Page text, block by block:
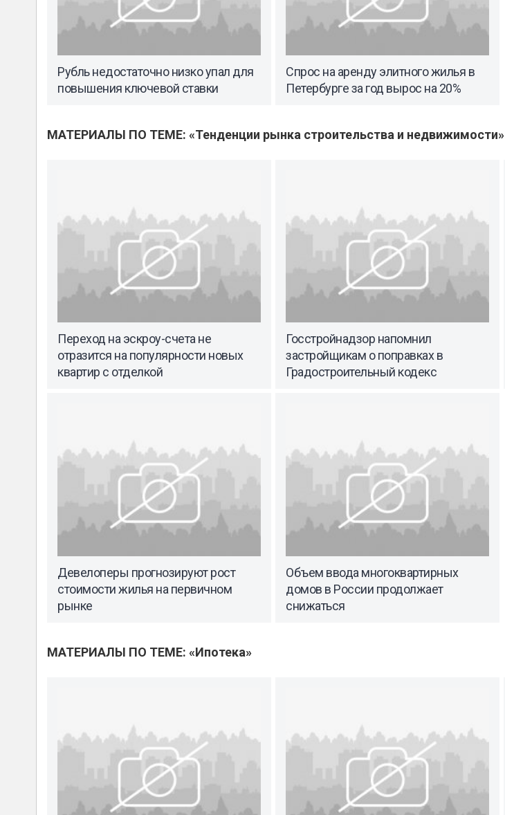
Рубль недостаточно низко упал для
повышения ключевой ставки
Спрос на аренду элитного жилья в
Петербурге за год вырос на 20%
МАТЕРИАЛЫ ПО ТЕМЕ: «Тенденции рынка строительства и недвижимости»
Переход на эскроу-счета не
отразится на популярности новых
квартир с отделкой
Госстройнадзор напомнил
застройщикам о поправках в
Градостроительный кодекс
Девелоперы прогнозируют рост
стоимости жилья на первичном
рынке
Объем ввода многоквартирных
домов в России продолжает
снижаться
МАТЕРИАЛЫ ПО ТЕМЕ: «Ипотека»